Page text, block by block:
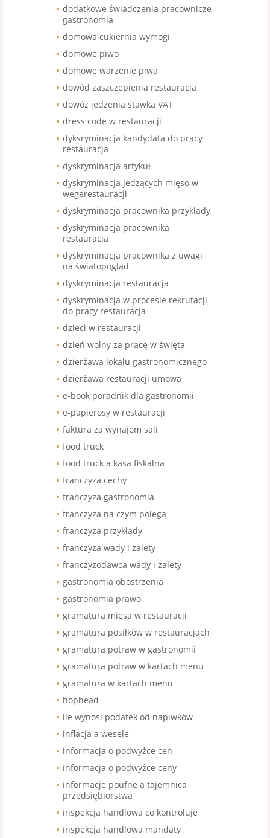
dodatkowe świadczenia pracownicze
gastronomia
domowa cukiernia wymogi
domowe piwo
domowe warzenie piwa
dowód zaszczepienia restauracja
dowóz jedzenia stawka VAT
dress code w restauracji
dyksryminacja kandydata do pracy
restauracja
dyskryminacja artykuł
dyskryminacja jedzących mięso w
wegerestauracji
dyskryminacja pracownika przykłady
dyskryminacja pracownika
restauracja
dyskryminacja pracownika z uwagi
na światopogląd
dyskryminacja restauracja
dyskryminacja w procesie rekrutacji
do pracy restauracja
dzieci w restauracji
dzień wolny za pracę w święta
dzierżawa lokalu gastronomicznego
dzierżawa restauracji umowa
e-book poradnik dla gastronomii
e-papierosy w restauracji
faktura za wynajem sali
food truck
food truck a kasa fiskalna
franczyza cechy
franczyza gastronomia
franczyza na czym polega
franczyza przykłady
franczyza wady i zalety
franczyzodawca wady i zalety
gastronomia obostrzenia
gastronomia prawo
gramatura mięsa w restauracji
gramatura posiłków w restauracjach
gramatura potraw w gastronomii
gramatura potraw w kartach menu
gramatura w kartach menu
hophead
ile wynosi podatek od napiwków
inflacja a wesele
informacja o podwyżce cen
informacja o podwyżce ceny
informacje poufne a tajemnica
przedsiębiorstwa
inspekcja handlowa co kontroluje
inspekcja handlowa mandaty